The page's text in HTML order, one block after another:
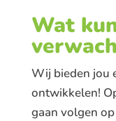
Wat
Wij bieden jou
ontwikkelen!
gaan volgen